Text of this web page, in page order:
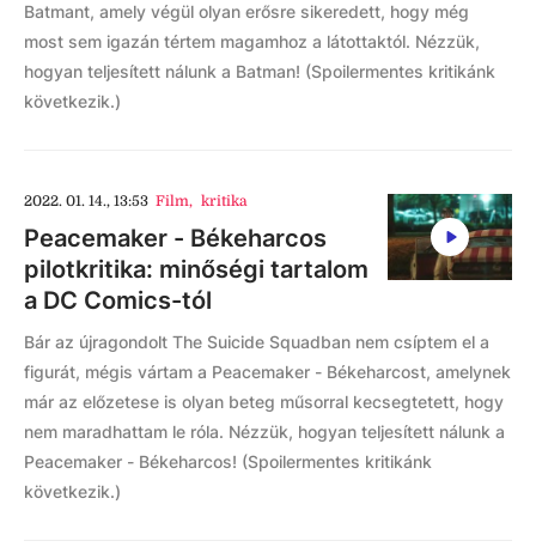
Batmant, amely végül olyan erősre sikeredett, hogy még
most sem igazán tértem magamhoz a látottaktól. Nézzük,
hogyan teljesített nálunk a Batman! (Spoilermentes kritikánk
következik.)
2022. 01. 14., 13:53 Film, kritika
Peacemaker - Békeharcos
pilotkritika: minőségi tartalom
a DC Comics-tól
Bár az újragondolt The Suicide Squadban nem csíptem el a
figurát, mégis vártam a Peacemaker - Békeharcost, amelynek
már az előzetese is olyan beteg műsorral kecsegtetett, hogy
nem maradhattam le róla. Nézzük, hogyan teljesített nálunk a
Peacemaker - Békeharcos! (Spoilermentes kritikánk
következik.)